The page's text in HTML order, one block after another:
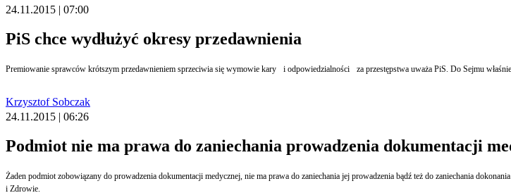
24.11.2015 | 07:00
PiS chce wydłużyć okresy przedawnienia
Premiowanie sprawców krótszym przedawnieniem sprzeciwia się wymowie
Krzysztof Sobczak
24.11.2015 | 06:26
Podmiot nie ma prawa do zaniechania prowadzenia dokumentacji
Żaden podmiot zobowiązany do prowadzenia dokumentacji medycznej, nie ma prawa do zaniechania jej prowadzenia bądź też do zaniechania dokonania w niej poszczególnych wpisów, na żądanie pacjenta
i Zdrowie.